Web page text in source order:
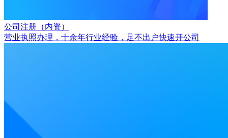
公司注册（内资）
营业执照办理，十余年行业经验，足不出户快速开公司